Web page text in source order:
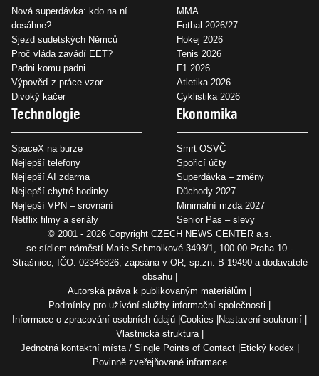
Nová superdávka: kdo na ní
dosáhne?
Sjezd sudetských Němců
Proč vláda zavádí EET?
Padni komu padni
Výpověď z práce vzor
Divoký kačer
MMA
Fotbal 2026/27
Hokej 2026
Tenis 2026
F1 2026
Atletika 2026
Cyklistika 2026
Technologie
SpaceX na burze
Nejlepší telefony
Nejlepší AI zdarma
Nejlepší chytré hodinky
Nejlepší VPN – srovnání
Netflix filmy a seriály
Ekonomika
Smrt OSVČ
Spořicí účty
Superdávka – změny
Důchody 2027
Minimální mzda 2027
Senior Pas – slevy
© 2001 - 2026 Copyright CZECH NEWS CENTER a.s.
se sídlem náměstí Marie Schmolkové 3493/1, 100 00 Praha 10 -
Strašnice, IČO: 02346826, zapsána v OR, sp.zn. B 19490 a dodavatelé
obsahu
Autorská práva k publikovaným materiálům
Podmínky pro užívání služby informační společnosti
Informace o zpracování osobních údajů Cookies Nastavení soukromí
Vlastnická struktura
Jednotná kontaktní místa / Single Points of Contact Etický kodex
Povinně zveřejňované informace